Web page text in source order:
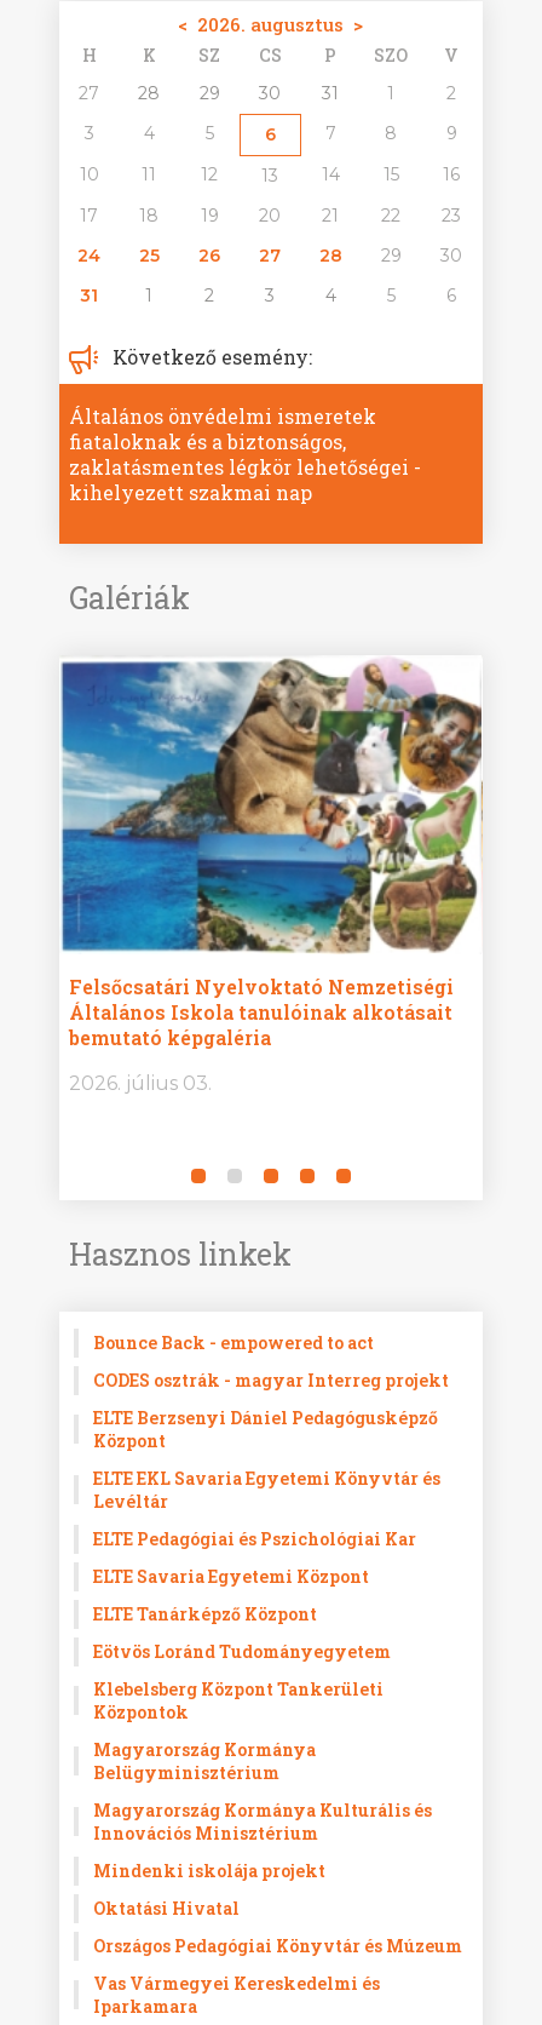
< 2026. augusztus >
H K SZ CS P SZO V
27 28 29 30 31 1
2
3
4 5 6 7 8
9
10
11 12 13 14 15
16
17
18 19 20 21 22
23
24
25 26 27 28 29
30
31
1 2 3 4 5 6
Következő esemény:
Általános önvédelmi ismeretek
fiataloknak és a biztonságos,
zaklatásmentes légkör lehetőségei -
kihelyezett szakmai nap
Galériák
Felsőcsatári Nyelvoktató Nemzetiségi
Általános Iskola tanulóinak alkotásait
bemutató képgaléria
2026. július 03.
Hasznos linkek
Bounce Back - empowered to act
CODES osztrák - magyar Interreg projekt
ELTE Berzsenyi Dániel Pedagógusképző
Központ
ELTE EKL Savaria Egyetemi Könyvtár és
Levéltár
ELTE Pedagógiai és Pszichológiai Kar
ELTE Savaria Egyetemi Központ
ELTE Tanárképző Központ
Eötvös Loránd Tudományegyetem
Klebelsberg Központ Tankerületi
Központok
Magyarország Kormánya
Belügyminisztérium
Magyarország Kormánya Kulturális és
Innovációs Minisztérium
Mindenki iskolája projekt
Oktatási Hivatal
Országos Pedagógiai Könyvtár és Múzeum
Vas Vármegyei Kereskedelmi és
Iparkamara